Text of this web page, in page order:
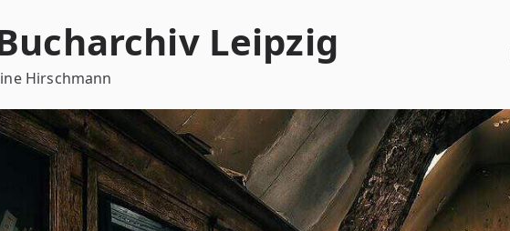
Leipzig
Hirschmann